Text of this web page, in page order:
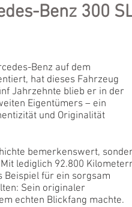
Benz 300
Benz auf dem
hat dieses Fahrzeug
Jahrzehnte blieb er in der
Eigentümers – ein
und Originalität
bemerkenswert,
lediglich 92.800
Beispiel für ein sorgsam
Sein originaler
echten Blickfang machte.